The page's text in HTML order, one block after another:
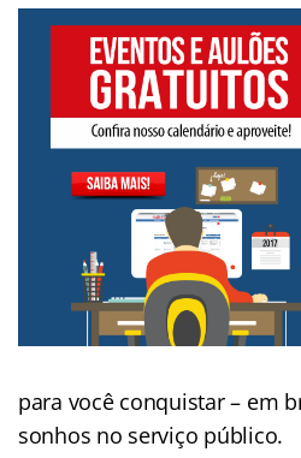
para você conquistar – em
sonhos no serviço público.